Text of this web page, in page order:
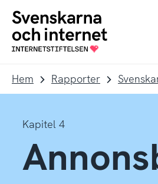
navigation
innehåll
To
startpage
Hem Rapporter
Kapitel 4